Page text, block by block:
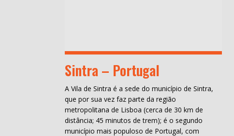
Sintra – Portugal
A Vila de Sintra é a sede do município de Sintra,
que por sua vez faz parte da região
metropolitana de Lisboa (cerca de 30 km de
distância; 45 minutos de trem); é o segundo
município mais populoso de Portugal, com